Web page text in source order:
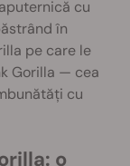
cu
în
pe care le
Gorilla — cea
cu
o